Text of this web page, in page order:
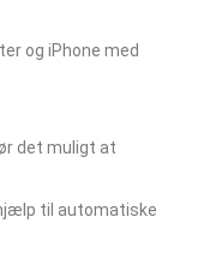
og iPhone med
det muligt at
til automatiske